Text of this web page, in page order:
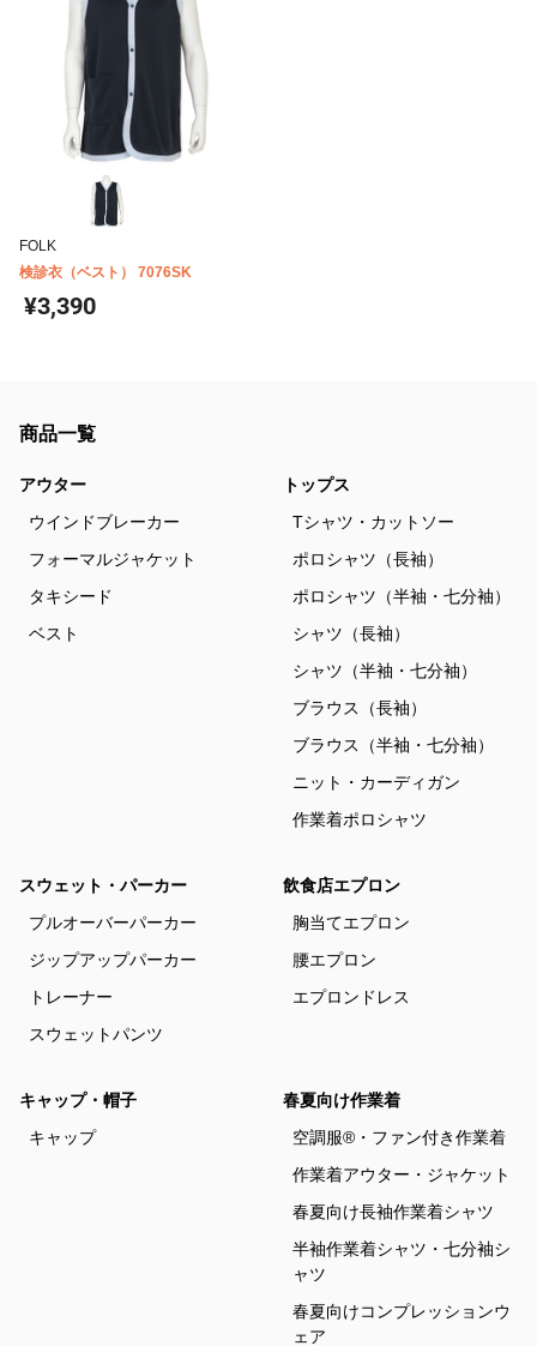
FOLK
検診衣（ベスト） 7076SK
¥3,390
商品一覧
アウター
ウインドブレーカー
フォーマルジャケット
タキシード
ベスト
トップス
Tシャツ・カットソー
ポロシャツ（長袖）
ポロシャツ（半袖・七分袖）
シャツ（長袖）
シャツ（半袖・七分袖）
ブラウス（長袖）
ブラウス（半袖・七分袖）
ニット・カーディガン
作業着ポロシャツ
スウェット・パーカー
プルオーバーパーカー
ジップアップパーカー
トレーナー
スウェットパンツ
飲食店エプロン
胸当てエプロン
腰エプロン
エプロンドレス
キャップ・帽子
キャップ
春夏向け作業着
空調服®・ファン付き作業着
作業着アウター・ジャケット
春夏向け長袖作業着シャツ
半袖作業着シャツ・七分袖シ
ャツ
春夏向けコンプレッションウ
ェア